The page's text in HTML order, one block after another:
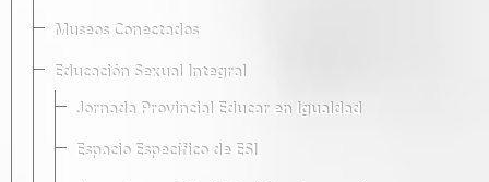
Museos Conectados
Educación Sexual Integral
Jornada Provincial Educar en Igualdad
Espacio Específico de ESI